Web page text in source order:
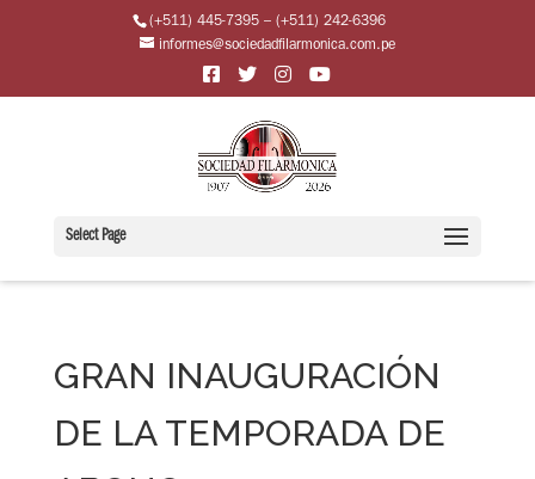
(+511) 445-7395 – (+511) 242-6396
informes@sociedadfilarmonica.com.pe
Select Page
GRAN INAUGURACIÓN
DE LA TEMPORADA DE